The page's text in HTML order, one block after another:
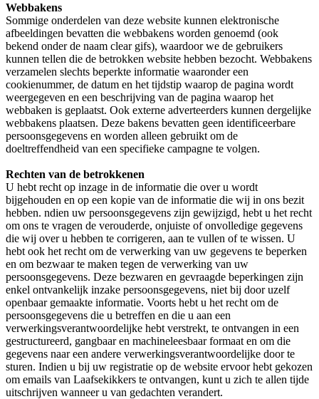
Webbakens
Sommige onderdelen van deze website kunnen elektronische
afbeeldingen bevatten die webbakens worden genoemd (ook
bekend onder de naam clear gifs), waardoor we de gebruikers
kunnen tellen die de betrokken website hebben bezocht. Webbakens
verzamelen slechts beperkte informatie waaronder een
cookienummer, de datum en het tijdstip waarop de pagina wordt
weergegeven en een beschrijving van de pagina waarop het
webbaken is geplaatst. Ook externe adverteerders kunnen dergelijke
webbakens plaatsen. Deze bakens bevatten geen identificeerbare
persoonsgegevens en worden alleen gebruikt om de
doeltreffendheid van een specifieke campagne te volgen.
Rechten van de betrokkenen
U hebt recht op inzage in de informatie die over u wordt
bijgehouden en op een kopie van de informatie die wij in ons bezit
hebben. ndien uw persoonsgegevens zijn gewijzigd, hebt u het recht
om ons te vragen de verouderde, onjuiste of onvolledige gegevens
die wij over u hebben te corrigeren, aan te vullen of te wissen. U
hebt ook het recht om de verwerking van uw gegevens te beperken
en om bezwaar te maken tegen de verwerking van uw
persoonsgegevens. Deze bezwaren en gevraagde beperkingen zijn
enkel ontvankelijk inzake persoonsgegevens, niet bij door uzelf
openbaar gemaakte informatie. Voorts hebt u het recht om de
persoonsgegevens die u betreffen en die u aan een
verwerkingsverantwoordelijke hebt verstrekt, te ontvangen in een
gestructureerd, gangbaar en machineleesbaar formaat en om die
gegevens naar een andere verwerkingsverantwoordelijke door te
sturen. Indien u bij uw registratie op de website ervoor hebt gekozen
om emails van Laafsekikkers te ontvangen, kunt u zich te allen tijde
uitschrijven wanneer u van gedachten verandert.